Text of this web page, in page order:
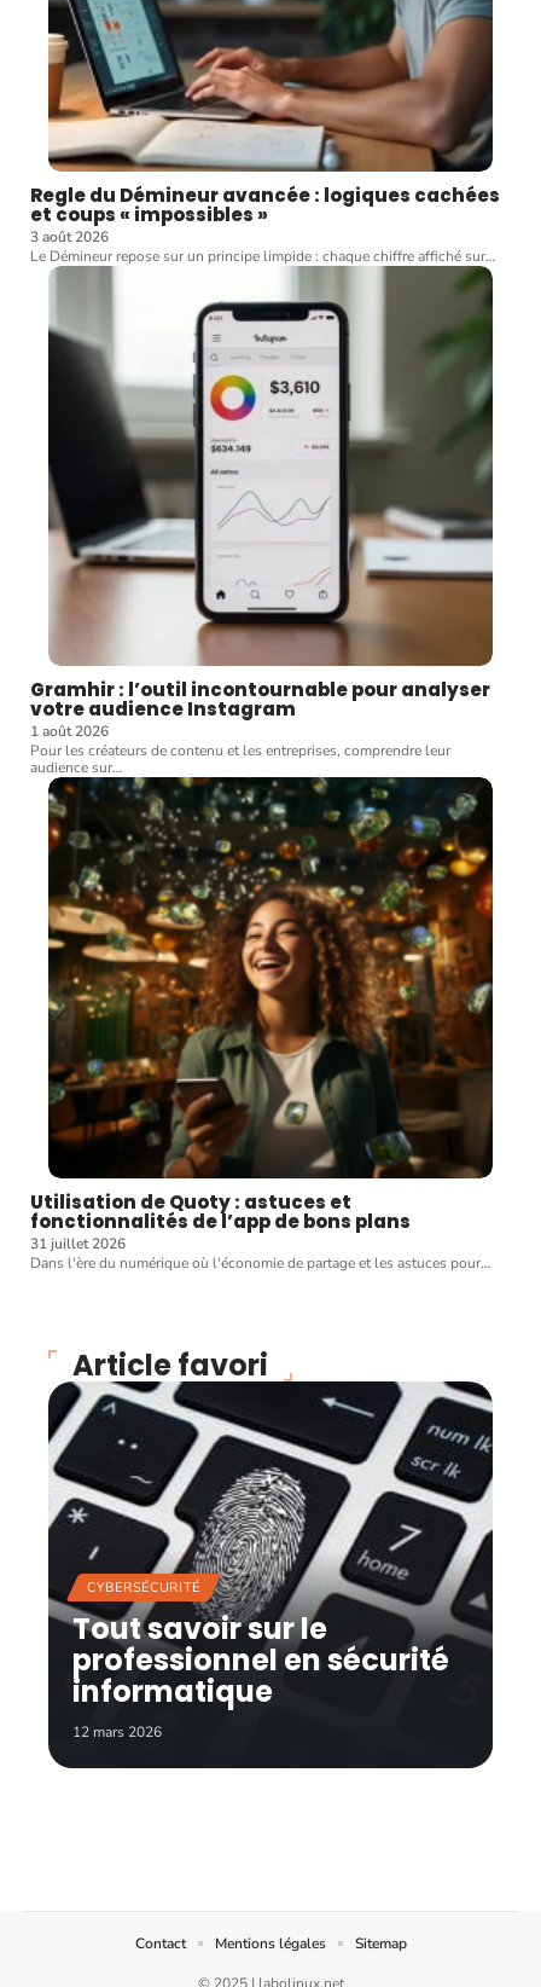
Regle du Démineur avancée : logiques cachées
et coups « impossibles »
3 août 2026
Le Démineur repose sur un principe limpide : chaque chiffre affiché sur…
Gramhir : l’outil incontournable pour analyser
votre audience Instagram
1 août 2026
Pour les créateurs de contenu et les entreprises, comprendre leur
audience sur…
Utilisation de Quoty : astuces et
fonctionnalités de l’app de bons plans
31 juillet 2026
Dans l'ère du numérique où l'économie de partage et les astuces pour…
Article favori
CYBERSÉCURITÉ
Tout savoir sur le
professionnel en sécurité
informatique
12 mars 2026
© 2025 | labolinux.net
Contact Mentions légales Sitemap